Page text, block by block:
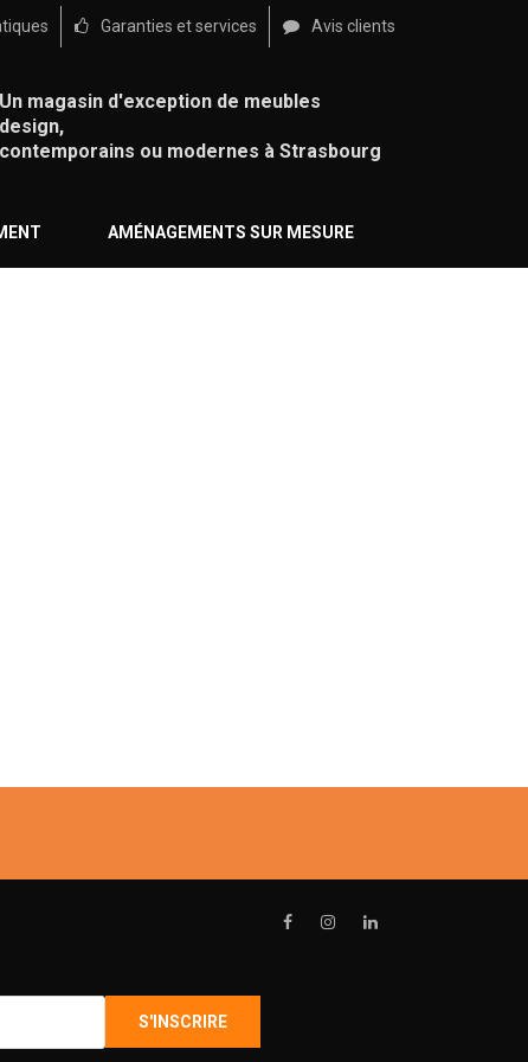
Garanties et services Avis clients
Un magasin d'exception de meubles
design,
contemporains ou modernes à Strasbourg
AMÉNAGEMENTS SUR MESURE